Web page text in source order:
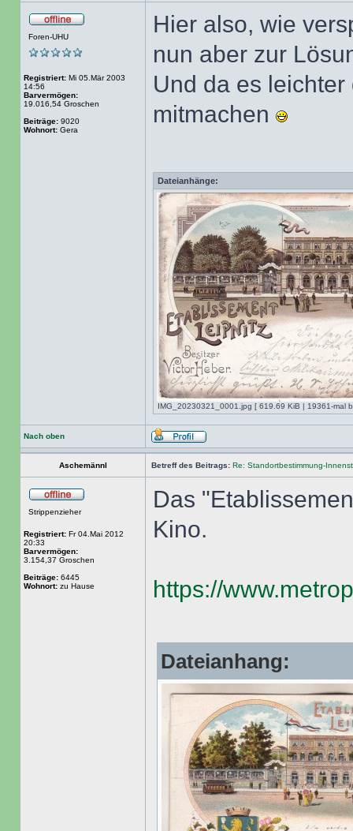
Foren-UHU
Registriert: Mi 05.Mär 2003
14:56
Barvermögen:
19.016,54 Groschen
Beiträge: 9020
Wohnort: Gera
Hier also, wie
nun aber zur
Und da es
mitmachen
Dateianhänge:
IMG_20230321_0001.jpg [ 619.69 KiB | 19361-mal
Nach oben
Aschemännl Betreff des Beitrags: Re: Standortbestimmung-
Strippenzieher
Registriert: Fr 04.Mai 2012
20:33
Barvermögen:
3.154,37 Groschen
Beiträge: 6445
Wohnort: zu Hause
Das
Kino.
https://
Dateianhang: